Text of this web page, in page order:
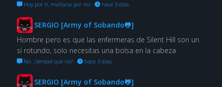
Hoy por ti, mañana por mí· hace 3 días
SERGIO [Army of Sobando🐸]
Hombre pero es que las enfermeras de Silent Hill son un
sí rotundo, solo necesitas una bolsa en la cabeza
No. ¿Verdad que no?· hace 3 días
SERGIO [Army of Sobando🐸]